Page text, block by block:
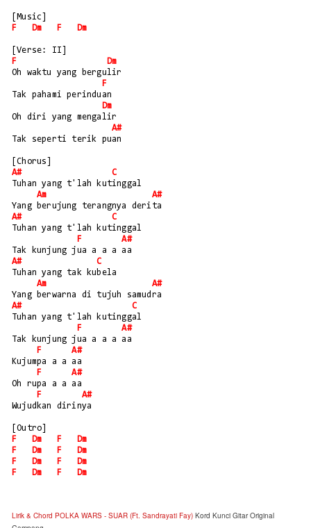
[Music]
F
Dm F Dm
[Verse: II]
F
Dm
Oh waktu yang bergulir
F
Tak pahami perinduan
Dm
Oh diri yang mengalir
A#
Tak seperti terik puan
[Chorus]
A#
C
Tuhan yang t'lah kutinggal
Am
A#
Yang berujung terangnya derita
A#
C
Tuhan yang t'lah kutinggal
F
A#
Tak kunjung jua a a a aa
A#
C
Tuhan yang tak kubela
Am
A#
Yang berwarna di tujuh samudra
A#
C
Tuhan yang t'lah kutinggal
F
A#
Tak kunjung jua a a a aa
F
A#
Kujumpa a a aa
F
A#
Oh rupa a a aa
F
A#
Wujudkan dirinya
[Outro]
F
Dm F
Dm
F
Dm F
Dm
F
Dm F
Dm
F
Dm F Dm
Lirik & Chord POLKA WARS - SUAR (Ft. Sandrayati Fay) Kord Kunci Gitar Original